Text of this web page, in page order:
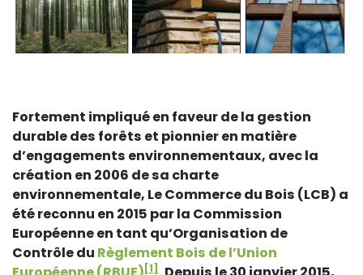
Fortement impliqué en faveur de la gestion
durable des forêts et pionnier en matière
d’engagements environnementaux, avec la
création en 2006 de sa charte
environnementale, Le Commerce du Bois (LCB) a
été reconnu en 2015 par la Commission
Européenne en tant qu’Organisation de
Contrôle du Règlement Bois de l’Union
[1]